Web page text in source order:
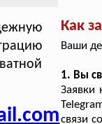
Как
Ваши
1. Вы
Заявки
связи